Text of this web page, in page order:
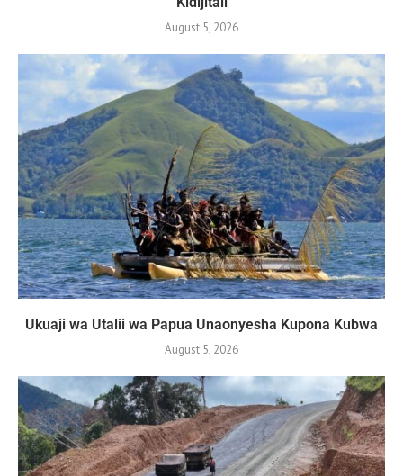
August 5, 2026
Ukuaji wa Utalii wa Papua Unaonyesha Kupona Kubwa
August 5, 2026